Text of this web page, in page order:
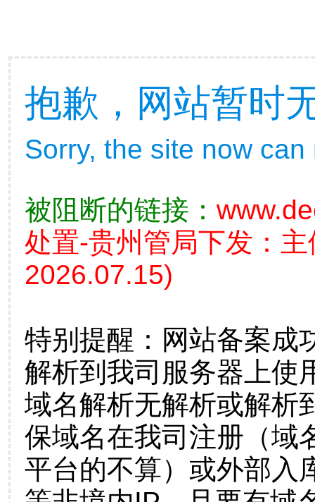
抱歉，网站暂时
Sorry, the site now
被阻断的链接：
处置-贵州管局下发：
2026.07.15)
特别提醒：网站备案成
解析到我司服务器上使
域名解析无解析或解析
保域名在我司注册（域
平台的不算）或外部入